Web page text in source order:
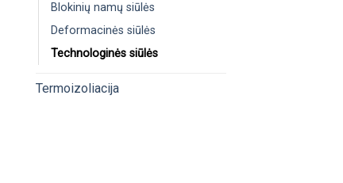
Blokinių namų siūlės
Deformacinės siūlės
Technologinės siūlės
Termoizoliacija